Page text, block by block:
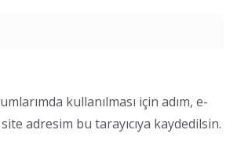
kullanılması için adım, e-
adresim bu tarayıcıya kaydedilsin.